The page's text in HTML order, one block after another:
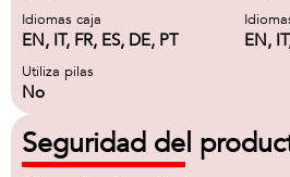
Idiomas caja
EN, IT, FR, ES, DE, PT EN,
Utiliza pilas
No
Seguridad del